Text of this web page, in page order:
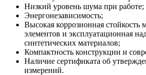
Низкий уровень шума при работе;
Энергонезависимость;
Высокая коррозионная стойкость
элементов и эксплуатационная
синтетических материалов;
Компактность конструкции и
Наличие сертификата об
измерений.